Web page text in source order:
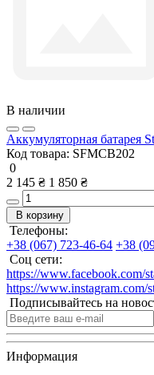
В наличии
Аккумуляторная батарея
Код товара: SFMCB202
0
2 145 ₴ 1 850 ₴
В корзину
Телефоны:
+38 (067) 723-46-64 +38
Соц сети:
https://www.facebook.com/
https://www.instagram.com/
Подписывайтесь на
Информация